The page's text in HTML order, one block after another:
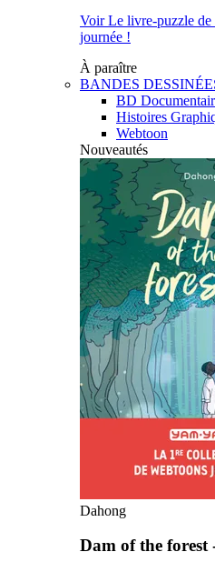
Voir Le livre-puzzle
journée !
À paraître
BANDES
BD
Histoires
Webtoon
Nouveautés
Dahong
Dam of the forest